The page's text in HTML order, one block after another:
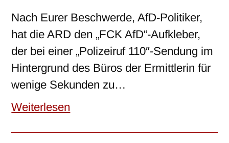
Nach Eurer Beschwerde, AfD-Politiker,
hat die ARD den „FCK AfD“-Aufkleber,
der bei einer „Polizeiruf 110″-Sendung im
Hintergrund des Büros der Ermittlerin für
wenige Sekunden zu…
Weiterlesen